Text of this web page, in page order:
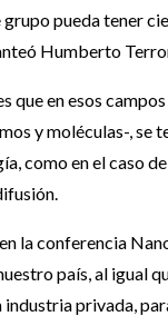
grupo pueda tener
Humberto
que en esos
y moléculas-, se
como en el caso
la conferencia
país, al igual
privada,